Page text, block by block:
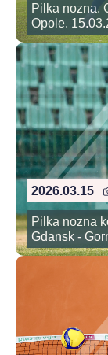
Pilka nozna.
Opole.
2026.03.15
Pilka nozna
Gdansk -